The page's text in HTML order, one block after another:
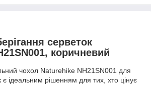
серветок
коричневий
чохол Naturehike NH21SN001 для
є ідеальним рішенням для тих, хто цінує